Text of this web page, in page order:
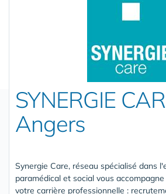
SYNERGIE
Angers
Synergie Care, réseau spécialisé dans
paramédical et social vous
votre carrière professionnelle :